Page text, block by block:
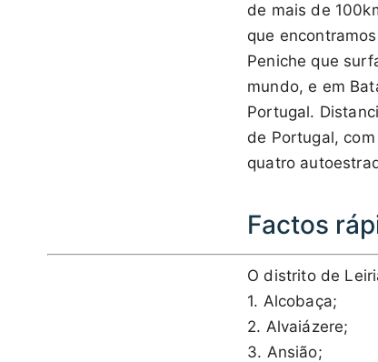
de mais de
que
Peniche que
mundo, e em
Portugal.
de Portugal,
quatro
Factos
O distrito de
1. Alcobaça;
2. Alvaiázere;
3. Ansião;